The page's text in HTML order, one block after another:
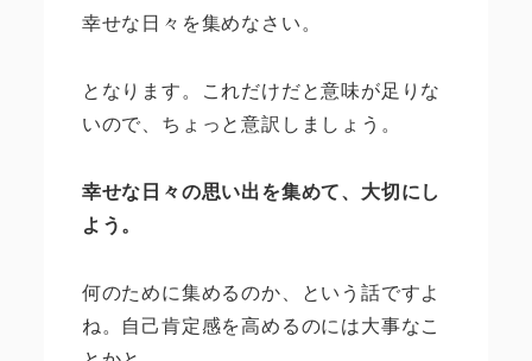
幸せな日々を集めなさい。
となります。これだけだと意味が足りな
いので、ちょっと意訳しましょう。
幸せな日々の思い出を集めて、大切にし
よう。
何のために集めるのか、という話ですよ
ね。自己肯定感を高めるのには大事なこ